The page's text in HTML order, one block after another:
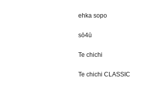
ehka sopo
sō4ū
Te chichi
Te chichi CLASSIC